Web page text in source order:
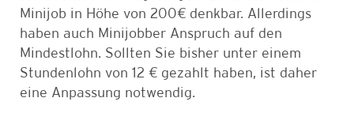
Minijob in Höhe von 200€ denkbar. Allerdings
haben auch Minijobber Anspruch auf den
Mindestlohn. Sollten Sie bisher unter einem
Stundenlohn von 12 € gezahlt haben, ist daher
eine Anpassung notwendig.